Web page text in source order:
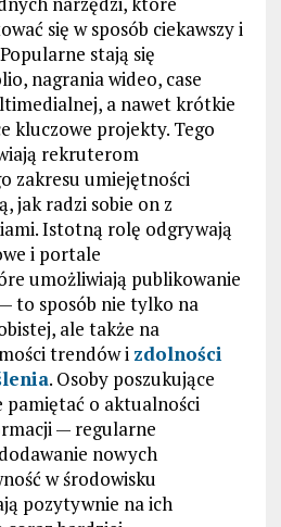
się w sposób ciekawszy i
stają się
nagrania wideo, case
a nawet krótkie
kluczowe projekty. Tego
rekruterom
zakresu umiejętności
jak radzi sobie on z
Istotną rolę odgrywają
i portale
umożliwiają publikowanie
to sposób nie tylko na
ale także na
trendów i zdolności
. Osoby poszukujące
o aktualności
— regularne
nowych
w środowisku
pozytywnie na ich